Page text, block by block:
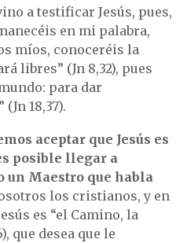
a testificar Jesús, pues,
en mi palabra,
míos, conoceréis la
libres” (Jn 8,32), pues
para dar
18,37).
aceptar que Jesús es
posible llegar a
un Maestro que habla
los cristianos, y en
es “el Camino, la
que desea que le